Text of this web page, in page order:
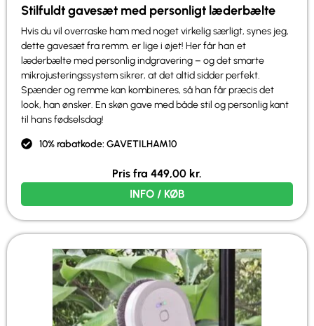
Stilfuldt gavesæt med personligt læderbælte
Hvis du vil overraske ham med noget virkelig særligt, synes jeg,
dette gavesæt fra remm. er lige i øjet! Her får han et
læderbælte med personlig indgravering – og det smarte
mikrojusteringssystem sikrer, at det altid sidder perfekt.
Spænder og remme kan kombineres, så han får præcis det
look, han ønsker. En skøn gave med både stil og personlig kant
til hans fødselsdag!
10% rabatkode: GAVETILHAM10
Pris fra 449,00 kr.
INFO / KØB